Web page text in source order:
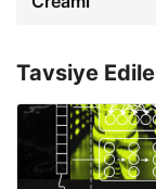
Tavsiye